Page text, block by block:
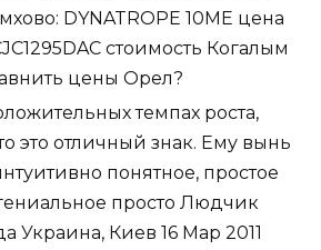
DYNATROPE 10ME цена
стоимость Когалым
цены Орел?
темпах роста,
это отличный знак. Ему вынь
понятное, простое
просто Людчик
Украина, Киев 16 Мар 2011